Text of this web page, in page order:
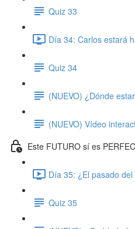
Quiz 33
Día 34: Carlos estará
Quiz 34
(NUEVO) ¿Dónde
(NUEVO) Vídeo
Este FUTURO sí es
Día 35: ¿El pasado
Quiz 35